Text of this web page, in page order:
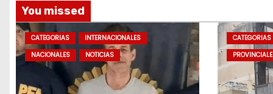
You missed
CATEGORIAS
INTERNACIONALES
NACIONALES
NOTICIAS
CATEGORIAS